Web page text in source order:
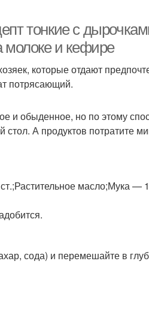
Блины на
Тест для
Вкусные блины
соды Молоко без
тонкие с
молоке и кефире
которые отдают
потрясающий.
и обыденное, но по этому
А продуктов потратите
масло;Мука
сода) и перемешайте в